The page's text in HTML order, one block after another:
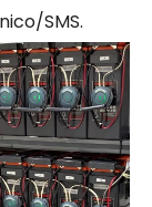
SMS.